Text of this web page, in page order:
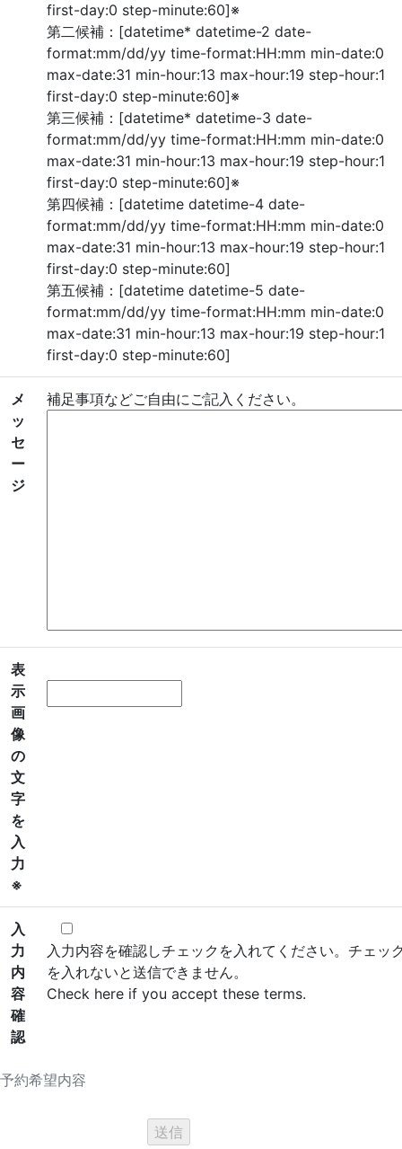
予約希望内容
first-day:0 step-minute:60]※
第二候補：[datetime* datetime-2 date-
format:mm/dd/yy time-format:HH:mm min-date:0
max-date:31 min-hour:13 max-hour:19 step-hour:1
first-day:0 step-minute:60]※
第三候補：[datetime* datetime-3 date-
format:mm/dd/yy time-format:HH:mm min-date:0
max-date:31 min-hour:13 max-hour:19 step-hour:1
first-day:0 step-minute:60]※
第四候補：[datetime datetime-4 date-
format:mm/dd/yy time-format:HH:mm min-date:0
max-date:31 min-hour:13 max-hour:19 step-hour:1
first-day:0 step-minute:60]
第五候補：[datetime datetime-5 date-
format:mm/dd/yy time-format:HH:mm min-date:0
max-date:31 min-hour:13 max-hour:19 step-hour:1
first-day:0 step-minute:60]
メ
ッ
セ
ー
ジ
補足事項などご自由にご記入ください。
表
示
画
像
の
文
字
を
入
力
※
入
力
内
容
確
認
入力内容を確認しチェックを入れてください。チェッ
を入れないと送信できません。
Check here if you accept these terms.